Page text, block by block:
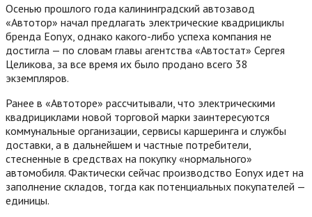
Осенью прошлого года калининградский автозавод
«Автотор» начал предлагать электрические квадрициклы
бренда Eonyx, однако какого-либо успеха компания не
достигла — по словам главы агентства «Автостат» Сергея
Целикова, за все время их было продано всего 38
экземпляров.
Ранее в «Автоторе» рассчитывали, что электрическими
квадрициклами новой торговой марки заинтересуются
коммунальные организации, сервисы каршеринга и службы
доставки, а в дальнейшем и частные потребители,
стесненные в средствах на покупку «нормального»
автомобиля. Фактически сейчас производство Eonyx идет на
заполнение складов, тогда как потенциальных покупателей —
единицы.